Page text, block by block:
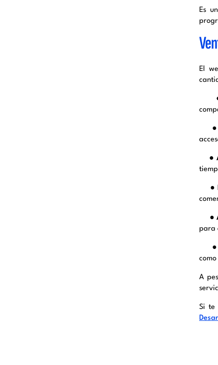
Es
El
●
●
●
●
para
A
Si te